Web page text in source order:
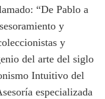
“De Pablo a
y
y
del arte del siglo
Intuitivo del
especializada